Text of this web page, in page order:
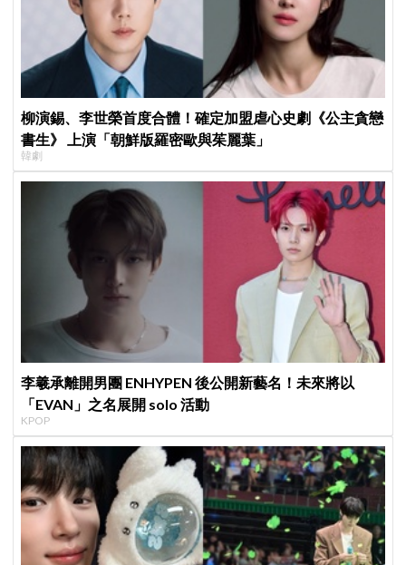
柳演錫、李世榮首度合體！確定加盟虐心史劇《公主貪戀
書生》 上演「朝鮮版羅密歐與茱麗葉」
韓劇
李羲承離開男團 ENHYPEN 後公開新藝名！未來將以
「EVAN」之名展開 solo 活動
KPOP